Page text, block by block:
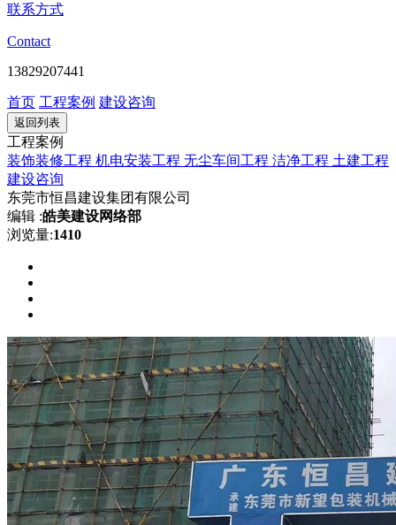
联系方式
Contact
13829207441
首页 工程案例 建设咨询
返回列表
工程案例
装饰装修工程 机电安装工程 无尘车间工程 洁净工程 土建工程
建设咨询
东莞市恒昌建设集团有限公司
编辑 :皓美建设网络部
浏览量:1410